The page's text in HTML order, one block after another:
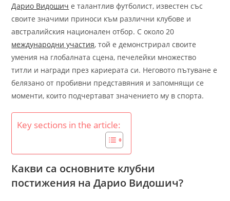
Дарио Видошич е талантлив футболист, известен със
своите значими приноси към различни клубове и
австралийския национален отбор. С около 20
международни участия, той е демонстрирал своите
умения на глобалната сцена, печелейки множество
титли и награди през кариерата си. Неговото пътуване е
белязано от пробивни представяния и запомнящи се
моменти, които подчертават значението му в спорта.
Key sections in the article:
Какви са основните клубни
постижения на Дарио Видошич?